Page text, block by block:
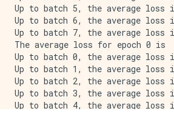
Up to batch 5, the average loss
Up to batch 6, the average loss
Up to batch 7, the average loss
The average loss for epoch 0
Up to batch 0, the average
Up to batch 1, the average
Up to batch 2, the average
Up to batch 3, the average
Up to batch 4, the average